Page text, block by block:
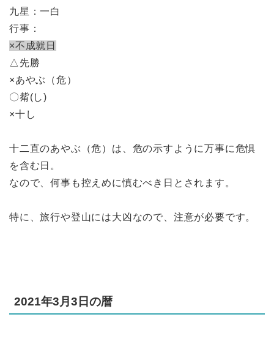
九星：一白
行事：
×不成就日
△先勝
×あやぶ（危）
〇觜(し)
×十し
十二直のあやぶ（危）は、危の示すように万事に危惧
を含む日。
なので、何事も控えめに慎むべき日とされます。
特に、旅行や登山には大凶なので、注意が必要です。
2021年3月3日の暦